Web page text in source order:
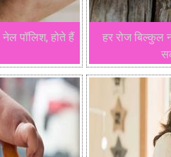
पॉलिश, होते हैं
हर रोज बिल्कुल